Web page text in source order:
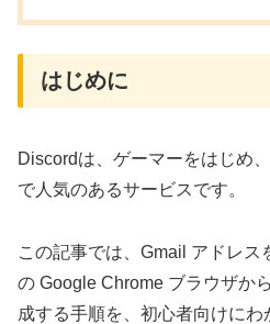
はじめに
Discordは、ゲーマーをはじめ
で人気のあるサービスです。
この記事では、Gmail アドレ
の Google Chrome ブラウザか
成する手順を、初心者向けに